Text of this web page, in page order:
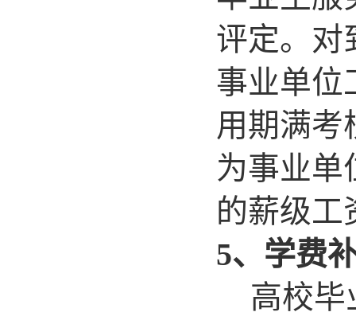
评定。对
事业单位
用期满考
为事业单
的薪级
5、学费
高校毕